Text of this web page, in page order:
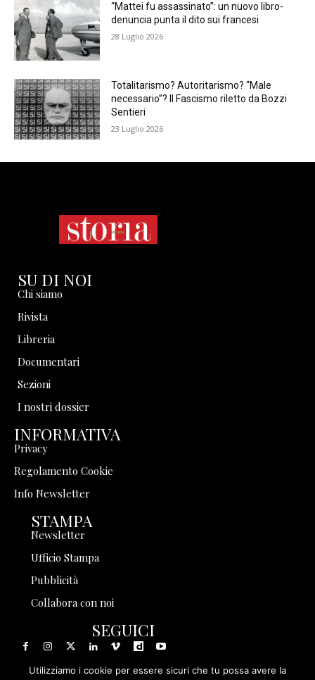
“Mattei fu assassinato”: un nuovo libro-
denuncia punta il dito sui francesi
28 Luglio 2026
Totalitarismo? Autoritarismo? “Male
necessario”? Il Fascismo riletto da Bozzi
Sentieri
23 Luglio 2026
SU DI NOI
Chi siamo
Rivista
Libreria
Documentari
Sezioni
I nostri dossier
INFORMATIVA
Privacy
Regolamento Cookie
Info Newsletter
STAMPA
Newsletter
Ufficio Stampa
Pubblicità
Collabora con noi
SEGUICI
Utilizziamo i cookie per essere sicuri che tu possa avere la